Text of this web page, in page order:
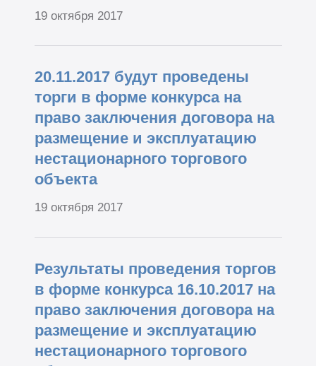
19 октября 2017
20.11.2017 будут проведены
торги в форме конкурса на
право заключения договора на
размещение и эксплуатацию
нестационарного торгового
объекта
19 октября 2017
Результаты проведения торгов
в форме конкурса 16.10.2017 на
право заключения договора на
размещение и эксплуатацию
нестационарного торгового